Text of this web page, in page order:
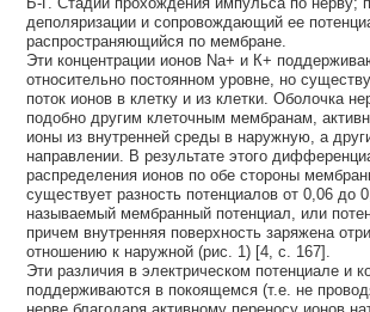
деполяризации и сопровождающий ее
распространяющийся по мембране.
Эти концентрации ионов Nа+ и К+
относительно постоянном уровне, но
поток ионов в клетку и из клетки. Оболочка
подобно другим клеточным мембранам,
ионы из внутренней среды в наружную, а
направлении. В результате этого
распределения ионов по обе стороны
существует разность потенциалов от 0,06 до
называемый мембранный потенциал, или
причем внутренняя поверхность заряжена
отношению к наружной (рис. 1) [4, с. 167].
Эти различия в электрическом потенциале и
поддерживаются в покоящемся (т.е. не